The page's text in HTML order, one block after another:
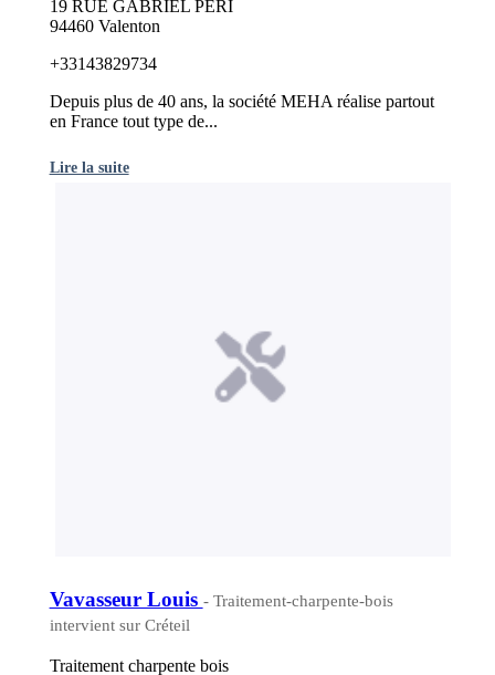
19 RUE GABRIEL PERI
94460 Valenton
+33143829734
Depuis plus de 40 ans, la société MEHA réalise partout
en France tout type de...
Lire la suite
Vavasseur Louis - Traitement-charpente-bois
intervient sur Créteil
Traitement charpente bois